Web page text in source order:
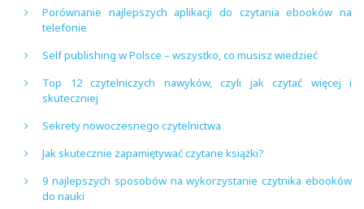
Porównanie najlepszych aplikacji do czytania ebooków na
telefonie
Self publishing w Polsce – wszystko, co musisz wiedzieć
Top 12 czytelniczych nawyków, czyli jak czytać więcej i
skuteczniej
Sekrety nowoczesnego czytelnictwa
Jak skutecznie zapamiętywać czytane książki?
9 najlepszych sposobów na wykorzystanie czytnika ebooków
do nauki